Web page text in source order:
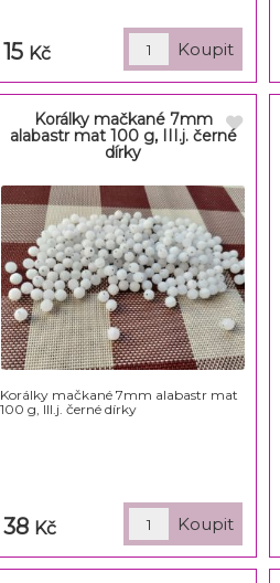
15 Kč
Korálky mačkané 7mm
alabastr mat 100 g, III.j. černé
dírky
Korálky mačkané 7mm alabastr mat
100 g, III.j. černé dírky
38 Kč